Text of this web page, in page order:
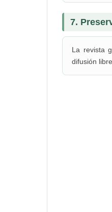
7.
La revista
difusión